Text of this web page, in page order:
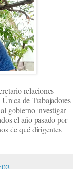
relaciones
de Trabajadores
gobierno investigar
el año pasado por
de qué dirigentes